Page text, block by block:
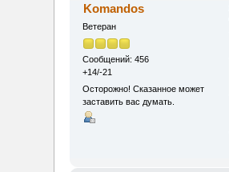
Komandos
Ветеран
Сообщений: 456
+14/-21
Осторожно! Сказанное может
заставить вас думать.